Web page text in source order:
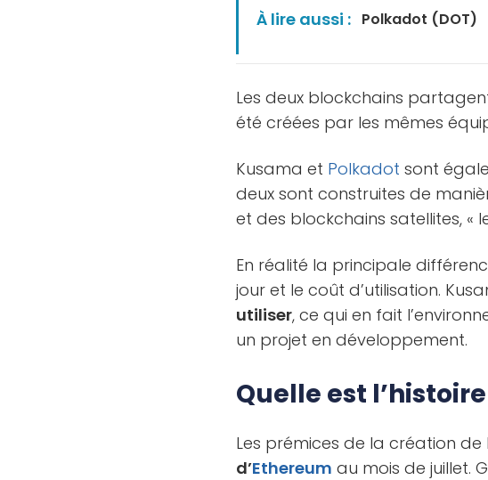
À lire aussi : Polkadot (DOT)
Les deux blockchains
été créées par les mêmes
Kusama et Polkadot sont
deux sont construites de
et des blockchains satellites, «
En réalité la principale
jour et le coût d’utilisation.
utiliser, ce qui en fait
un projet en développement.
Quelle est
Les prémices de la création
d’Ethereum au mois de juillet.